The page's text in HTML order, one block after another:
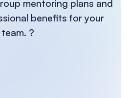
mentoring plans and
benefits for your
team. ?